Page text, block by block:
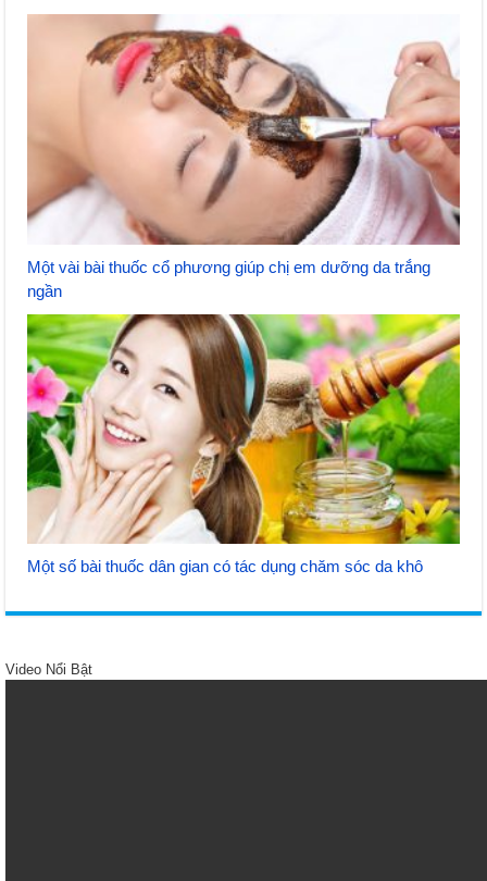
Một vài bài thuốc cổ phương giúp chị em dưỡng da trắng
ngần
Một số bài thuốc dân gian có tác dụng chăm sóc da khô
Video Nổi Bật